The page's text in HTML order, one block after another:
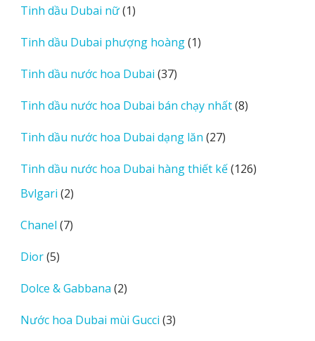
Tinh dầu Dubai nữ 11
phẩm
Tinh dầu Dubai phượng hoàng 11
Tinh dầu nước hoa Dubai 3737
phẩm
Tinh dầu nước hoa Dubai bán chạy nhất 88
Tinh dầu nước hoa Dubai dạng lăn 2727
phẩm
Tinh dầu nước hoa Dubai hàng thiết kế 126126
Bvlgari 22
phẩm
Chanel 77
Dior 55
phẩm
Dolce & Gabbana 22
phẩm
Nước hoa Dubai mùi Gucci 33